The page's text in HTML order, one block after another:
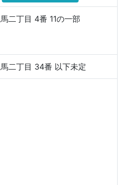
二丁目 4番 11の一部
二丁目 34番 以下未定